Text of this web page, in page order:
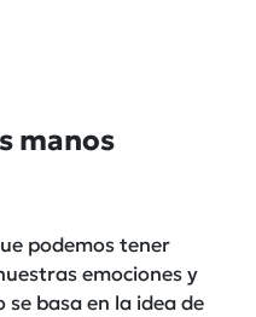
manos
podemos tener
emociones y
se basa en la idea de